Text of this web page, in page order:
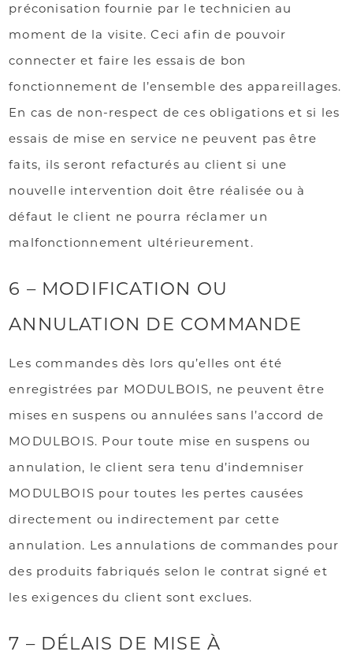
préconisation fournie par le technicien au
moment de la visite. Ceci afin de pouvoir
connecter et faire les essais de bon
fonctionnement de l’ensemble des appareillages.
En cas de non-respect de ces obligations et si les
essais de mise en service ne peuvent pas être
faits, ils seront refacturés au client si une
nouvelle intervention doit être réalisée ou à
défaut le client ne pourra réclamer un
malfonctionnement ultérieurement.
6 – MODIFICATION OU
ANNULATION DE COMMANDE
Les commandes dès lors qu’elles ont été
enregistrées par MODULBOIS, ne peuvent être
mises en suspens ou annulées sans l’accord de
MODULBOIS. Pour toute mise en suspens ou
annulation, le client sera tenu d’indemniser
MODULBOIS pour toutes les pertes causées
directement ou indirectement par cette
annulation. Les annulations de commandes pour
des produits fabriqués selon le contrat signé et
les exigences du client sont exclues.
7 – DÉLAIS DE MISE À